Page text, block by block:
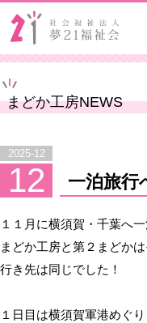
まどか工房NEWS
2025-12
12 一泊旅行
１１月に横須賀・千葉へ
まどか工房と第２まどか
行き先は同じでした！
１日目は横須賀軍港めぐ